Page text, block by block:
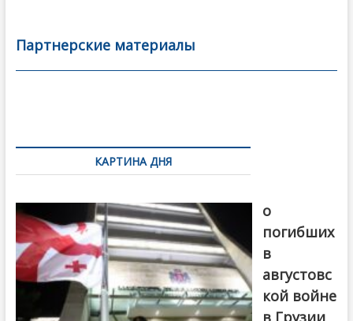
b
o
er l
а
в
Партнерские материалы
по
записямКАРТИНА ДНЯ
о
погибших
в
августовс
кой войне
в Грузии